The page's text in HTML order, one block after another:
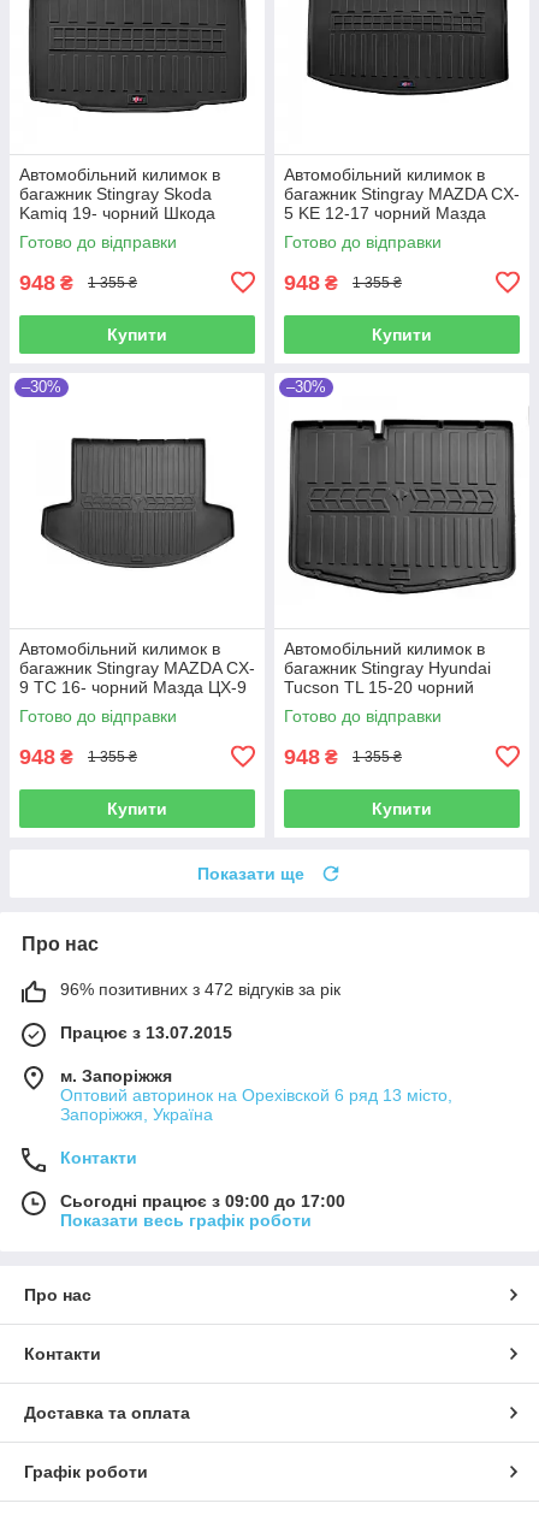
Автомобільний килимок в
багажник Stingray Skoda
Kamiq 19- чорний Шкода
Камик
Готово до відправки
948 ₴ 1 355 ₴
Купити
Автомобільний килимок в
багажник Stingray MAZDA CX-
5 KE 12-17 чорний Мазда
ЦХ-5
Готово до відправки
948 ₴ 1 355 ₴
Купити
–30%
Автомобільний килимок в
багажник Stingray MAZDA CX-
9 TC 16- чорний Мазда ЦХ-9
Готово до відправки
948 ₴ 1 355 ₴
Купити
–30%
Автомобільний килимок в
багажник Stingray Hyundai
Tucson TL 15-20 чорний
Хендай Туксон
Готово до відправки
948 ₴ 1 355 ₴
Купити
Показати ще
Про нас
96% позитивних з 472 відгуків за рік
Працює з 13.07.2015
м. Запоріжжя
Оптовий авторинок на Орехівской 6 ряд 13 місто,
Запоріжжя, Україна
Контакти
Сьогодні працює з 09:00 до 17:00
Показати весь графік роботи
Про нас
Контакти
Доставка та оплата
Графік роботи